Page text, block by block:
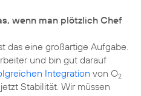
wenn man plötzlich Chef
das eine großartige Aufgabe.
und bin gut darauf
Integration von O2
Stabilität. Wir müssen